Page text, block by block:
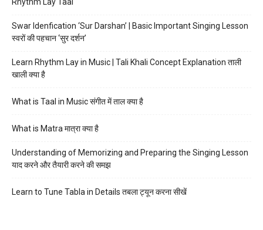
Rhythm Lay Taal
Swar Idenfication ‘Sur Darshan’ | Basic Important Singing Lesson
स्वरों की पहचान ‘सुर दर्शन’
Learn Rhythm Lay in Music | Tali Khali Concept Explanation ताली
खाली क्या है
What is Taal in Music संगीत में ताल क्या है
What is Matra मात्रा क्या है
Understanding of Memorizing and Preparing the Singing Lesson
याद करने और तैयारी करने की समझ
Learn to Tune Tabla in Details तबला ट्यून करना सीखें